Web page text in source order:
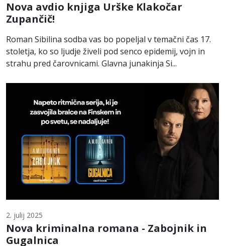
Nova avdio knjiga Urške Klakočar
Zupančič!
Roman Sibilina sodba vas bo popeljal v temačni čas 17.
stoletja, ko so ljudje živeli pod senco epidemij, vojn in
strahu pred čarovnicami. Glavna junakinja Si...
2. julij 2025
Nova kriminalna romana - Zabojnik in
Gugalnica